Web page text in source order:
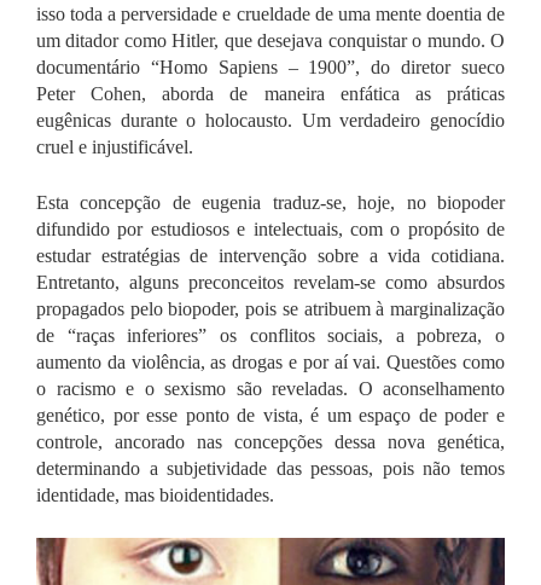
isso toda a perversidade e crueldade de uma mente doentia de
um ditador como Hitler, que desejava conquistar o mundo. O
documentário “Homo Sapiens – 1900”, do diretor sueco
Peter Cohen, aborda de maneira enfática as práticas
eugênicas durante o holocausto. Um verdadeiro genocídio
cruel e injustificável.
Esta concepção de eugenia traduz-se, hoje, no biopoder
difundido por estudiosos e intelectuais, com o propósito de
estudar estratégias de intervenção sobre a vida cotidiana.
Entretanto, alguns preconceitos revelam-se como absurdos
propagados pelo biopoder, pois se atribuem à marginalização
de “raças inferiores” os conflitos sociais, a pobreza, o
aumento da violência, as drogas e por aí vai. Questões como
o racismo e o sexismo são reveladas. O aconselhamento
genético, por esse ponto de vista, é um espaço de poder e
controle, ancorado nas concepções dessa nova genética,
determinando a subjetividade das pessoas, pois não temos
identidade, mas bioidentidades.